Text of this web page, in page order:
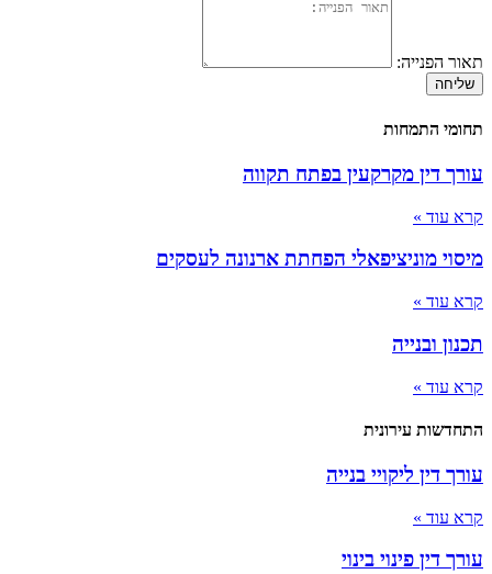
תאור הפנייה:
שליחה
תחומי התמחות
עורך דין מקרקעין בפתח תקווה
קרא עוד »
מיסוי מוניציפאלי הפחתת ארנונה לעסקים
קרא עוד »
תכנון ובנייה
קרא עוד »
התחדשות עירונית
עורך דין ליקויי בנייה
קרא עוד »
עורך דין פינוי בינוי